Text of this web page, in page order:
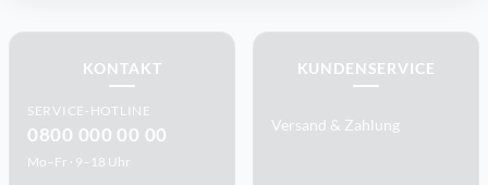
KONTAKT
SERVICE-HOTLINE
0800 000 00 00
Mo–Fr · 9–18 Uhr
KUNDENSERVICE
Versand & Zahlung